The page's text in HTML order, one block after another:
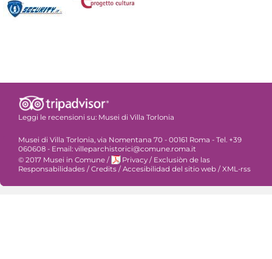
Leggi le recensioni su: Musei di Villa Torlonia
Musei di Villa Torlonia, via Nomentana 70 - 00161 Roma - Tel. +39
060608 - Email: villeparchistorici@comune.roma.it
© 2017 Musei in Comune / Privacy / Exclusiòn de las
Responsabilidades / Credits / Accesibilidad del sitio web / XML-rss